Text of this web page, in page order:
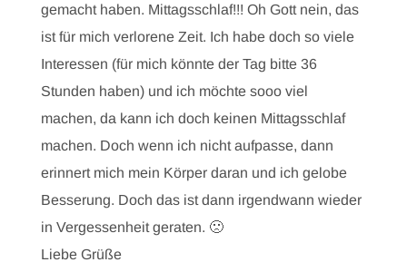
gemacht haben. Mittagsschlaf!!! Oh Gott nein, das
ist für mich verlorene Zeit. Ich habe doch so viele
Interessen (für mich könnte der Tag bitte 36
Stunden haben) und ich möchte sooo viel
machen, da kann ich doch keinen Mittagsschlaf
machen. Doch wenn ich nicht aufpasse, dann
erinnert mich mein Körper daran und ich gelobe
Besserung. Doch das ist dann irgendwann wieder
in Vergessenheit geraten. 🙁
Liebe Grüße